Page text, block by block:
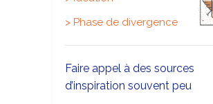
> Phase de divergence
Faire appel à des sources
d’inspiration souvent peu